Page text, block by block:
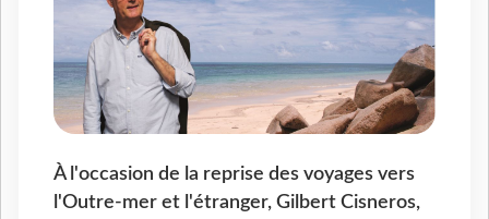
À l'occasion de la reprise des voyages vers
l'Outre-mer et l'étranger, Gilbert Cisneros,